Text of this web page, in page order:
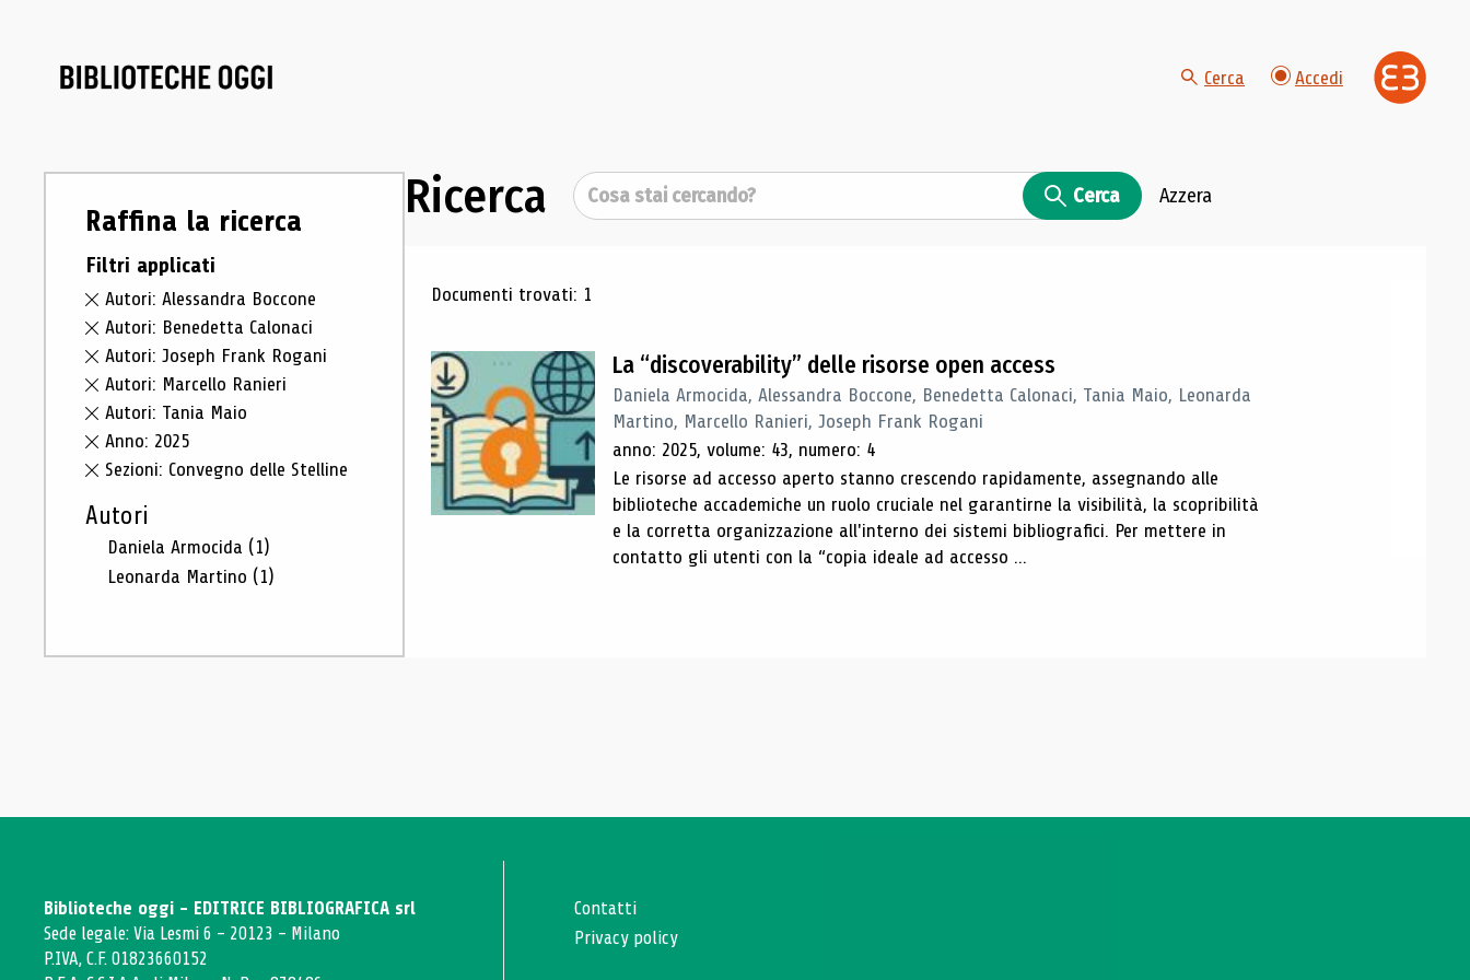
Cerca Accedi
Raffina la ricerca
Filtri applicati
Autori: Alessandra Boccone
Autori: Benedetta Calonaci
Autori: Joseph Frank Rogani
Autori: Marcello Ranieri
Autori: Tania Maio
Anno: 2025
Sezioni: Convegno delle Stelline
Autori
Daniela Armocida (1)
Leonarda Martino (1)
Ricerca Cerca Cerca Azzera
Risultati di ricerca
Documenti trovati: 1
La “discoverability” delle risorse open access
Daniela Armocida, Alessandra Boccone, Benedetta Calonaci, Tania Maio, Leonarda
Martino, Marcello Ranieri, Joseph Frank Rogani
anno: 2025, volume: 43, numero: 4
Le risorse ad accesso aperto stanno crescendo rapidamente, assegnando alle
biblioteche accademiche un ruolo cruciale nel garantirne la visibilità, la scopribilità
e la corretta organizzazione all'interno dei sistemi bibliografici. Per mettere in
contatto gli utenti con la “copia ideale ad accesso ...
Biblioteche oggi - EDITRICE BIBLIOGRAFICA srl
Sede legale: Via Lesmi 6 - 20123 - Milano
P.IVA, C.F. 01823660152
Contatti
Privacy policy